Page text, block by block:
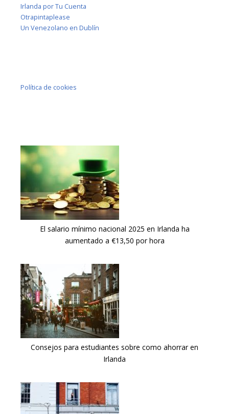
Irlanda por Tu Cuenta
Otrapintaplease
Un Venezolano en Dublín
Política de cookies
El salario mínimo nacional 2025 en Irlanda ha
aumentado a €13,50 por hora
Consejos para estudiantes sobre como ahorrar en
Irlanda